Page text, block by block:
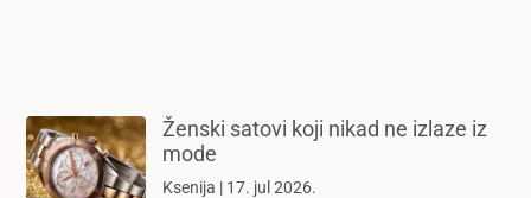
Ženski satovi koji nikad ne izlaze iz
mode
Ksenija 17. jul 2026.